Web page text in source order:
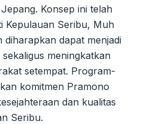
Konsep ini telah
Kepulauan Seribu, Muh
diharapkan dapat menjadi
meningkatkan
setempat. Program-
komitmen Pramono
dan kualitas
Seribu.